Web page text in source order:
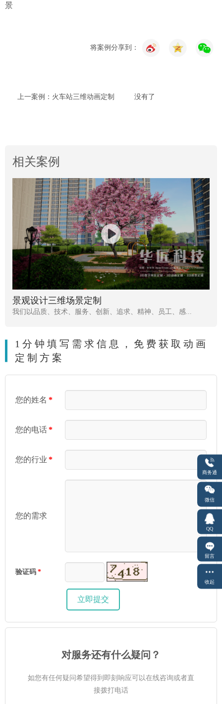
景
将案例分享到：
上一案例：火车站三维动画定制 没有了
相关案例
景观设计三维场景定制
我们以品质、技术、服务、创新、追求、精神、员工、感...
1分钟填写需求信息，免费获取动画
定制方案
您的姓名 *
您的电话*
您的行业 *
您的需求
验证码 *
对服务还有什么疑问？
如您有任何疑问希望得到即刻响应可以在线咨询或者直
接拨打电话
商务通
微信
QQ
留言
收起